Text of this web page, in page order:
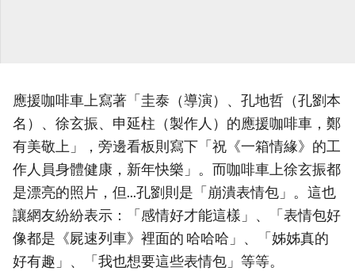
應援咖啡車上寫著「圭泰（導演）、孔地哲（孔劉本
名）、徐玄振、申延柱（製作人）的應援咖啡車，鄭
有美敬上」，旁邊看板則寫下「祝《一箱情緣》的工
作人員身體健康，新年快樂」。而咖啡車上徐玄振都
是漂亮的照片，但...孔劉則是「崩潰表情包」。這也
讓網友紛紛表示：「感情好才能這樣」、「表情包好
像都是《屍速列車》裡面的 哈哈哈」、「姊姊真的
好有趣」、「我也想要這些表情包」等等。